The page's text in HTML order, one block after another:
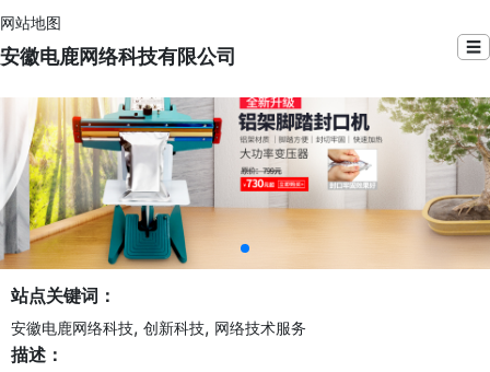
网站地图
安徽电鹿网络科技有限公司 ☰
站点关键词：
安徽电鹿网络科技, 创新科技, 网络技术服务
描述：